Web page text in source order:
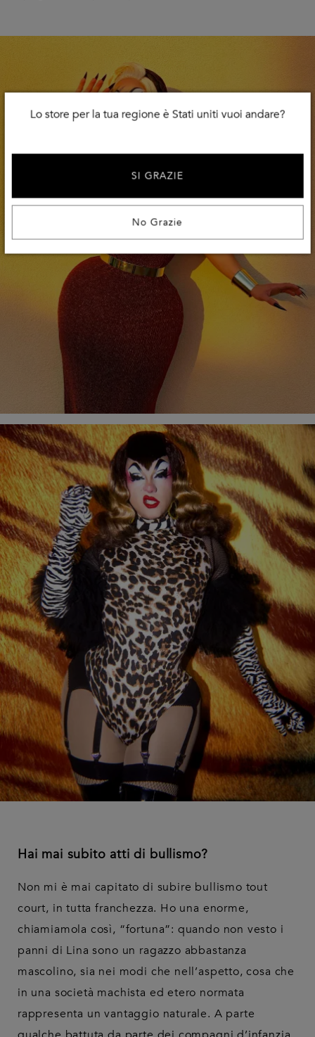
Hai mai subito atti di bullismo?
Non mi è mai capitato di subire bullismo tout
court, in tutta franchezza. Ho una enorme,
chiamiamola così, “fortuna”: quando non vesto i
panni di Lina sono un ragazzo abbastanza
mascolino, sia nei modi che nell’aspetto, cosa che
in una società machista ed etero normata
rappresenta un vantaggio naturale. A parte
Lo store per la tua regione è Stati uniti vuoi andare?
No Grazie
SI GRAZIE